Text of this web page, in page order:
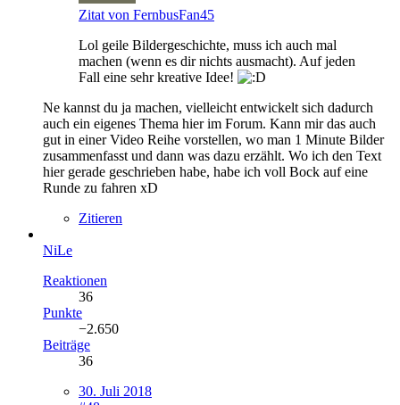
Zitat von FernbusFan45
Lol geile Bildergeschichte, muss ich auch mal
machen (wenn es dir nichts ausmacht). Auf jeden
Fall eine sehr kreative Idee!
Ne kannst du ja machen, vielleicht entwickelt sich dadurch
auch ein eigenes Thema hier im Forum. Kann mir das auch
gut in einer Video Reihe vorstellen, wo man 1 Minute Bilder
zusammenfasst und dann was dazu erzählt. Wo ich den Text
hier gerade geschrieben habe, habe ich voll Bock auf eine
Runde zu fahren xD
Zitieren
NiLe
Reaktionen
36
Punkte
−2.650
Beiträge
36
30. Juli 2018